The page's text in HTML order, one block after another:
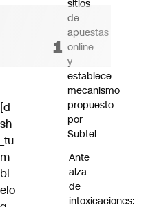
[d
sh
_tu
m
bl
elo
sitios
de
apuestas
online
y
establece
mecanismo
propuesto
por
Subtel
Ante
alza
de
intoxicaciones: